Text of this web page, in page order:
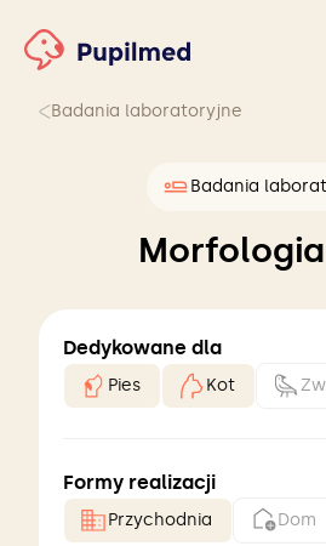
Badania laboratoryjne
Badania
Dedykowane dla
Pies Kot
Formy realizacji
Przychodnia Dom